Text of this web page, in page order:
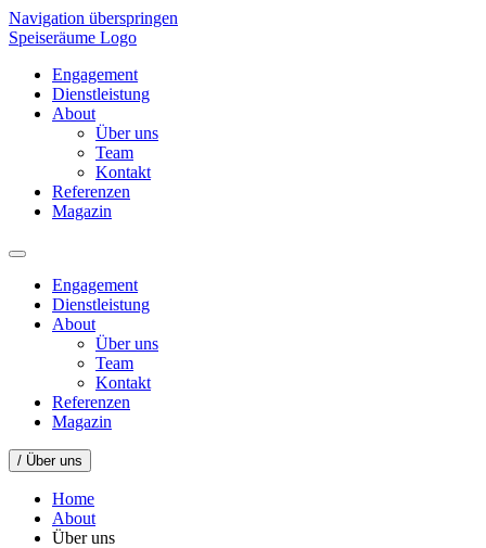
Navigation überspringen
Speiseräume Logo
Engagement
Dienstleistung
About
Über uns
Team
Kontakt
Referenzen
Magazin
Engagement
Dienstleistung
About
Über uns
Team
Kontakt
Referenzen
Magazin
/ Über uns
Home
About
Über uns